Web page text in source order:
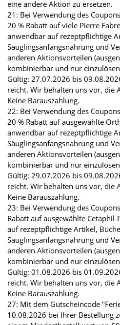
eine andere Aktion zu ersetzen.
21: Bei Verwendung des
20 % Rabatt auf viele Pierre
anwendbar auf rezeptpflichtige
Säuglingsanfangsnahrung und
anderen Aktionsvorteilen
kombinierbar und nur
Gültig: 27.07.2026 bis
reicht. Wir behalten uns vor, die
Keine Barauszahlung.
22: Bei Verwendung des
20 % Rabatt auf ausgewählte
anwendbar auf rezeptpflichtige
Säuglingsanfangsnahrung und
anderen Aktionsvorteilen
kombinierbar und nur
Gültig: 29.07.2026 bis
reicht. Wir behalten uns vor, die
Keine Barauszahlung.
23: Bei Verwendung des
Rabatt auf ausgewählte
auf rezeptpflichtige Artikel,
Säuglingsanfangsnahrung und
anderen Aktionsvorteilen
kombinierbar und nur
Gültig: 01.08.2026 bis
reicht. Wir behalten uns vor, die
Keine Barauszahlung.
27: Mit dem Gutscheincode
10.08.2026 bei Ihrer Bestellung